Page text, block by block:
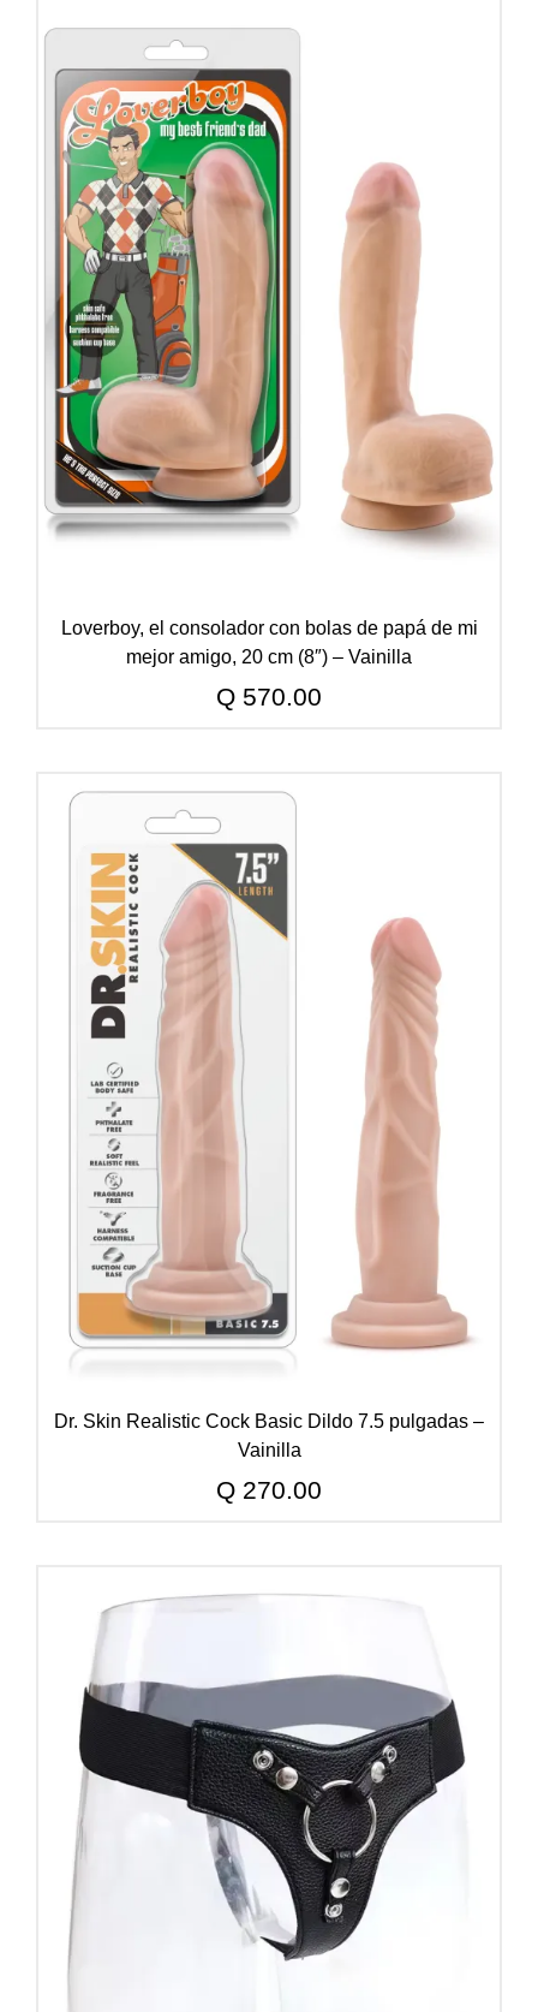
Loverboy, el consolador con bolas de papá de mi
mejor amigo, 20 cm (8″) – Vainilla
Q 570.00
Dr. Skin Realistic Cock Basic Dildo 7.5 pulgadas –
Vainilla
Q 270.00